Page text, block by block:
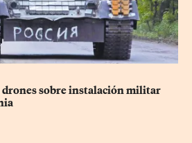
drones sobre instalación militar